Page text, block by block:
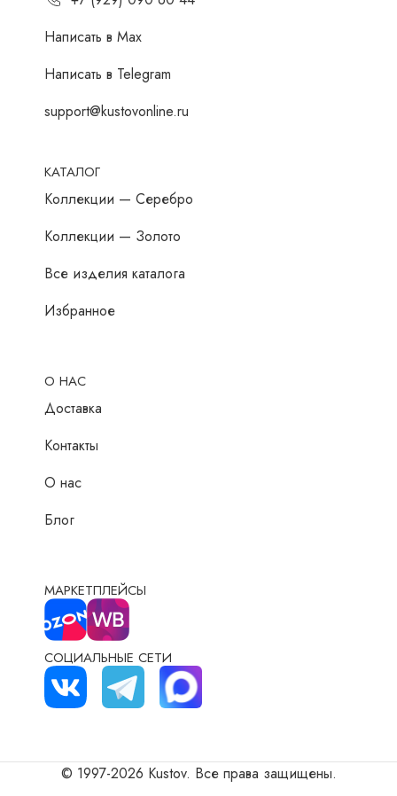
Написать в Мах
Написать в Telegram
support@kustovonline.ru
КАТАЛОГ
Коллекции — Серебро
Коллекции — Золото
Все изделия каталога
Избранное
О НАС
Доставка
Контакты
О нас
Блог
МАРКЕТПЛЕЙСЫ
СОЦИАЛЬНЫЕ СЕТИ
© 1997-2026 Kustov. Все права защищены.